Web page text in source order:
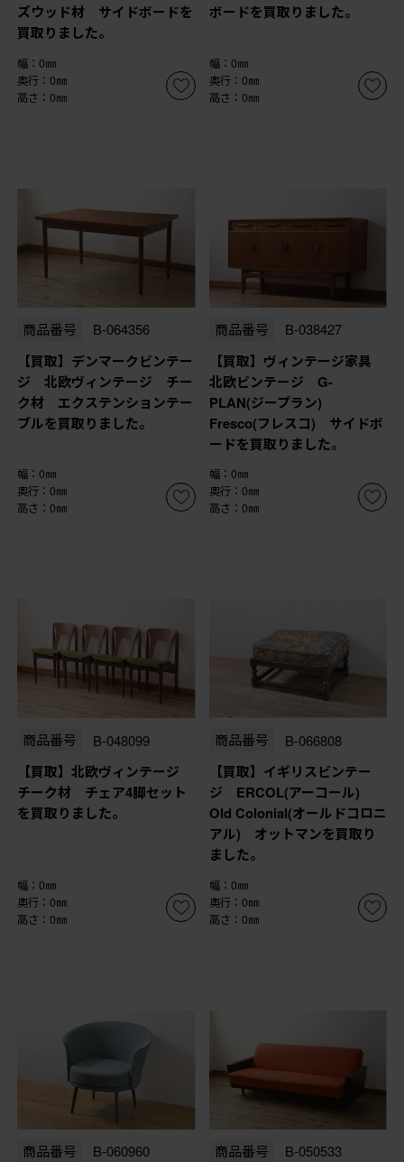
ズウッド材 サイドボードを
買取りました。
幅：0㎜
奥行：0㎜
高さ：0㎜
ボードを買取りました。
幅：0㎜
奥行：0㎜
高さ：0㎜
商品番号 B-064356
【買取】デンマークビンテー
ジ 北欧ヴィンテージ チー
ク材 エクステンションテー
ブルを買取りました。
幅：0㎜
奥行：0㎜
高さ：0㎜
商品番号 B-038427
【買取】ヴィンテージ家具
北欧ビンテージ G-
PLAN(ジープラン)
Fresco(フレスコ) サイドボ
ードを買取りました。
幅：0㎜
奥行：0㎜
高さ：0㎜
商品番号 B-048099
【買取】北欧ヴィンテージ
チーク材 チェア4脚セット
を買取りました。
幅：0㎜
奥行：0㎜
高さ：0㎜
商品番号 B-066808
【買取】イギリスビンテー
ジ ERCOL(アーコール)
Old Colonial(オールドコロニ
アル) オットマンを買取り
ました。
幅：0㎜
奥行：0㎜
高さ：0㎜
商品番号 B-060960 商品番号 B-050533